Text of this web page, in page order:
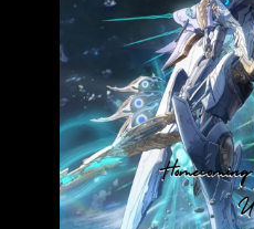
v=M8XGagAzSWM
【混亂合輯】神抽×
涉！（由比河ひなみ